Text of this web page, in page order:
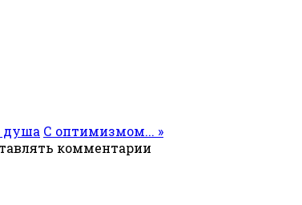
душа С оптимизмом... »
комментарии